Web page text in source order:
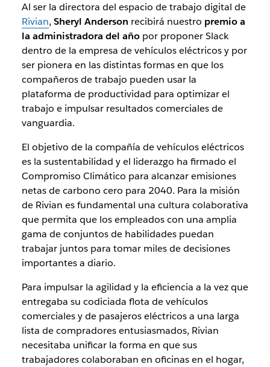
Al ser la directora del espacio de trabajo digital de
Rivian, Sheryl Anderson recibirá nuestro premio a
la administradora del añopor proponer Slack
dentro de la empresa de vehículos eléctricos y por
ser pionera en las distintas formas en que los
compañeros de trabajo pueden usar la
plataforma de productividad para optimizar el
trabajo e impulsar resultados comerciales de
vanguardia.
El objetivo de la compañía de vehículos eléctricos
es la sustentabilidad y el liderazgo ha firmado el
Compromiso Climático para alcanzar emisiones
netas de carbono cero para 2040. Para la misión
de Rivian es fundamental una cultura colaborativa
que permita que los empleados con una amplia
gama de conjuntos de habilidades puedan
trabajar juntos para tomar miles de decisiones
importantes a diario.
Para impulsar la agilidad y la eficiencia a la vez que
entregaba su codiciada flota de vehículos
comerciales y de pasajeros eléctricos a una larga
lista de compradores entusiasmados, Rivian
necesitaba unificar la forma en que sus
trabajadores colaboraban en oficinas en el hogar,